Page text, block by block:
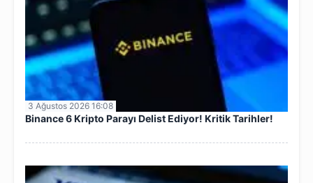
3 Ağustos 2026 16:08
Binance 6 Kripto Parayı Delist Ediyor! Kritik Tarihler!